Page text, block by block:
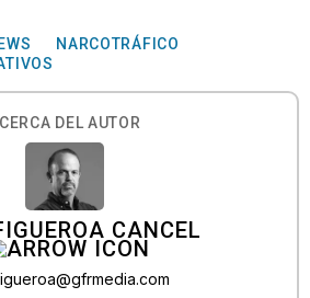
NARCOTRÁFICO
DEL AUTOR
CANCEL